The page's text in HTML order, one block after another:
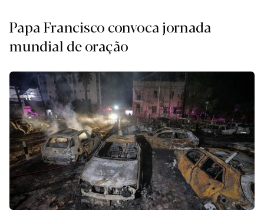
Papa Francisco convoca jornada
mundial de oração